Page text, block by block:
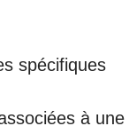
spécifiques
à une